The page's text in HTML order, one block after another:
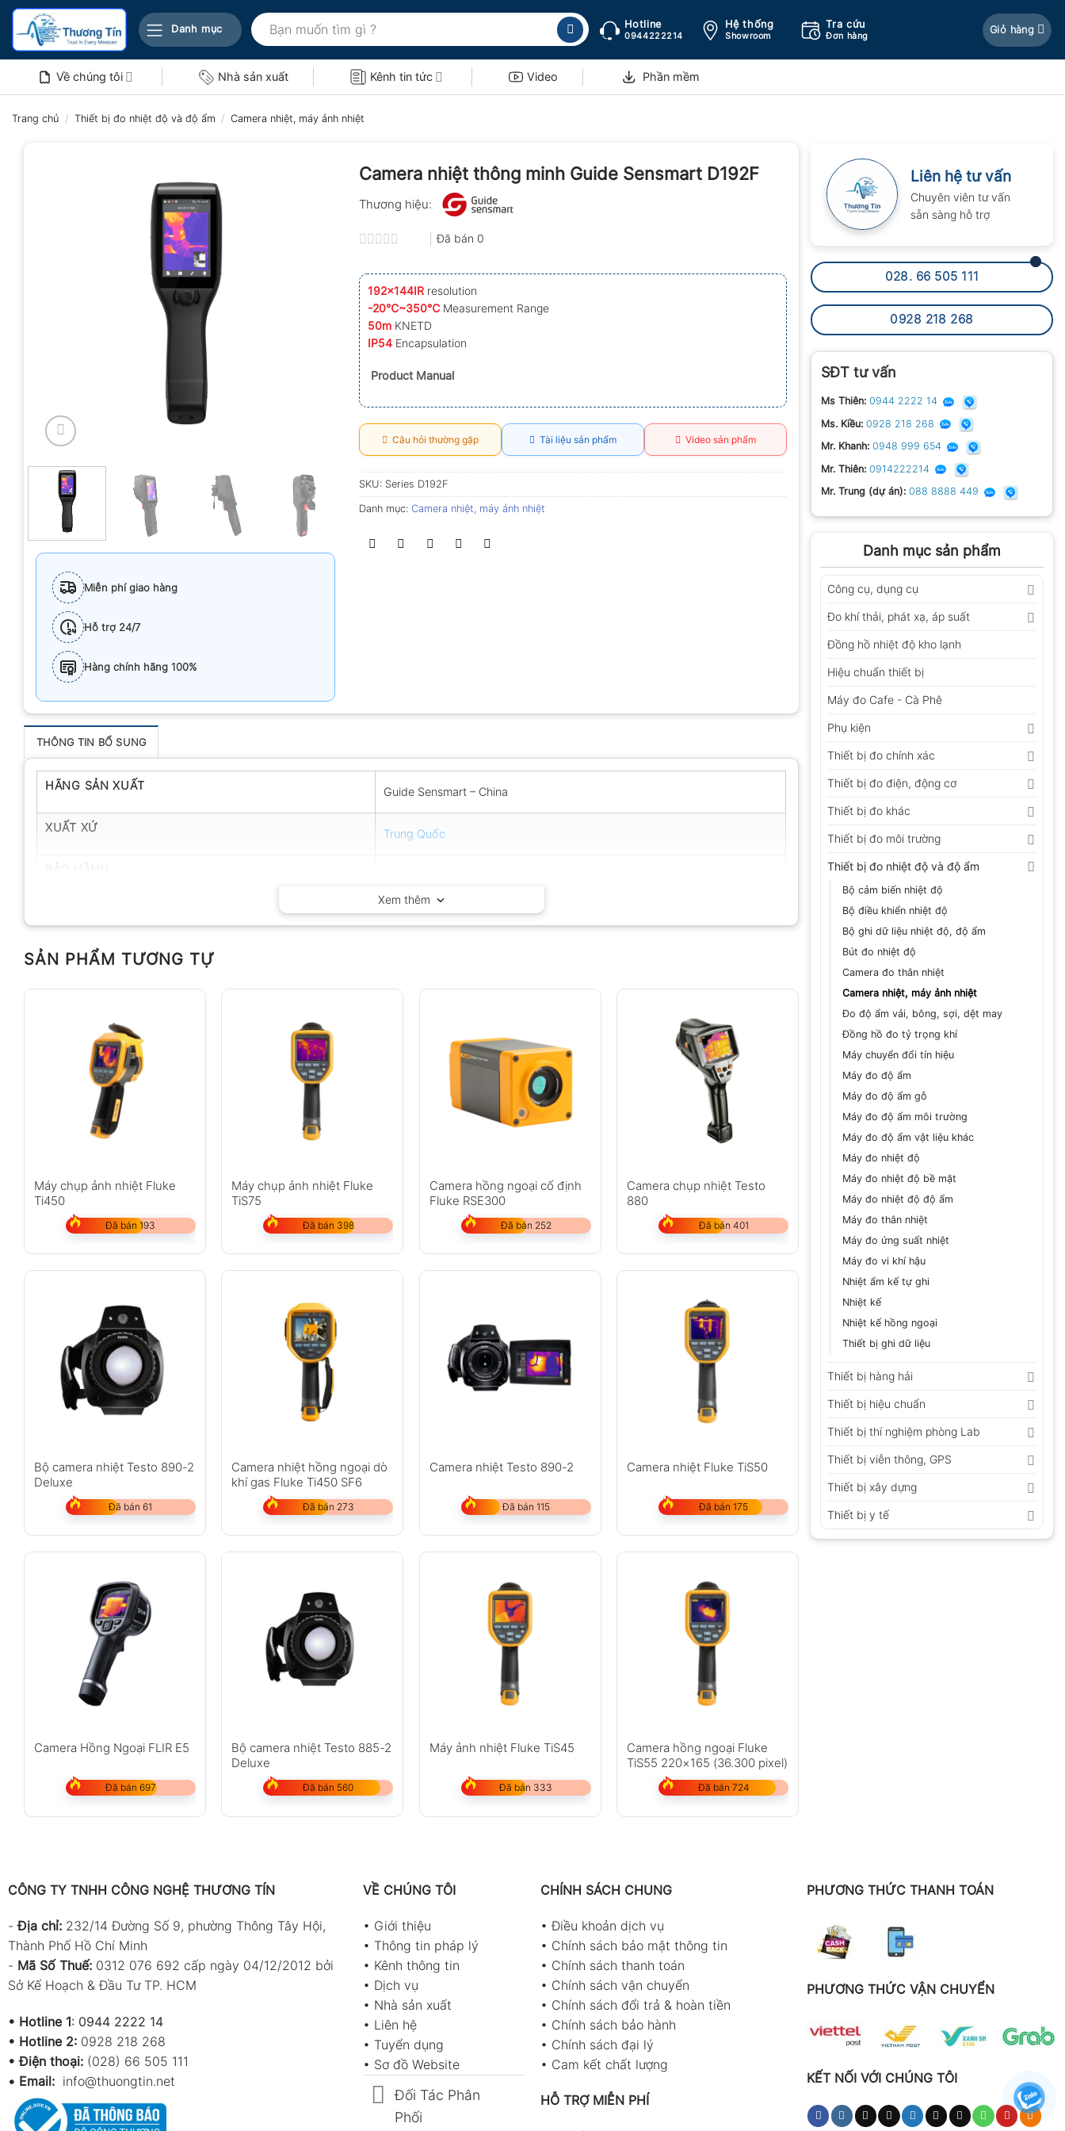
Bỏ
nội
Danh mục
Tìm
kiếm:
Hotline
0944222214
Hệ thống
Showroom
Tra cứu
Đơn hàng
Giỏ hàng
Về chúng tôi Nhà sản xuất Kênh tin tức Video Phần mềm
Trang chủ / Thiết bị đo nhiệt độ và độ ẩm / Camera nhiệt, máy ảnh nhiệt
Liên hệ tư vấn
Chuyên viên tư vấn
sẵn sàng hỗ trợ
028. 66 505 111
0928 218 268
SĐT tư vấn
Ms Thiên: 0944 2222 14
Ms. Kiều: 0928 218 268
Mr. Khanh: 0948 999 654
Mr. Thiên: 0914222214
Mr. Trung (dự án): 088 8888 449
Danh mục sản phẩm
Công cụ, dụng cụ
Đo khí thải, phát xạ, áp suất
Đồng hồ nhiệt độ kho lạnh
Hiệu chuẩn thiết bị
Máy đo Cafe - Cà Phê
Phụ kiện
Thiết bị đo chính xác
Thiết bị đo điện, động cơ
Thiết bị đo khác
Thiết bị đo môi trường
Thiết bị đo nhiệt độ và độ ẩm
Bộ cảm biến nhiệt độ
Bộ điều khiển nhiệt độ
Bộ ghi dữ liệu nhiệt độ, độ ẩm
Bút đo nhiệt độ
Camera đo thân nhiệt
Camera nhiệt, máy ảnh nhiệt
Đo độ ẩm vải, bông, sợi, dệt may
Đồng hồ đo tỷ trọng khí
Máy chuyển đổi tín hiệu
Máy đo độ ẩm
Máy đo độ ẩm gỗ
Máy đo độ ẩm môi trường
Máy đo độ ẩm vật liệu khác
Máy đo nhiệt độ
Máy đo nhiệt độ bề mặt
Máy đo nhiệt độ độ ẩm
Máy đo thân nhiệt
Máy đo ứng suất nhiệt
Máy đo vi khí hậu
Nhiệt ẩm kế tự ghi
Nhiệt kế
Nhiệt kế hồng ngoại
Thiết bị ghi dữ liệu
Thiết bị hàng hải
Thiết bị hiệu chuẩn
Thiết bị thí nghiệm phòng Lab
Thiết bị viễn thông, GPS
Thiết bị xây dựng
Thiết bị y tế
Miễn phí giao hàng
Hỗ trợ 24/7
Hàng chính hãng 100%
Camera nhiệt thông minh Guide Sensmart D192F
Thương hiệu:
xếp
hạng
0.0
5
sao
Đã bán 0
192x144IRresolution
-20℃~350℃Measurement Range
50mKNETD
IP54Encapsulation
Product Manual
Câu hỏi thường gặp Tài liệu sản phẩm Video sản phẩm
SKU: Series D192F
Danh mục: Camera nhiệt, máy ảnh nhiệt
THÔNG TIN BỔ SUNG
HÃNG SẢN XUẤT Guide Sensmart – China
XUẤT XỨ Trung Quốc
Xem thêm
SẢN PHẨM TƯƠNG TỰ
Máy chụp ảnh nhiệt Fluke
Ti450
Đã bán 193
Máy chụp ảnh nhiệt Fluke
TiS75
Đã bán 398
Camera hồng ngoại cố định
Fluke RSE300
Đã bán 252
Camera chụp nhiệt Testo
880
Đã bán 401
Bộ camera nhiệt Testo 890-2
Deluxe
Đã bán 61
Camera nhiệt hồng ngoại dò
khí gas Fluke Ti450 SF6
Đã bán 273
Camera nhiệt Testo 890-2
Đã bán 115
Camera nhiệt Fluke TiS50
Đã bán 175
Camera Hồng Ngoại FLIR E5
Đã bán 697
Bộ camera nhiệt Testo 885-2
Deluxe
Đã bán 560
Máy ảnh nhiệt Fluke TiS45
Đã bán 333
Camera hồng ngoại Fluke
TiS55 220×165 (36.300 pixel)
Đã bán 724
CÔNG TY TNHH CÔNG NGHỆ THƯƠNG TÍN
-Địa chỉ: 232/14 Đường Số 9, phường Thông Tây Hội,
Thành Phố Hồ Chí Minh
- Mã Số Thuế: 0312 076 692 cấp ngày 04/12/2012 bởi
Sở Kế Hoạch & Đầu Tư TP. HCM
• Hotline 1: 0944 2222 14
• Hotline 2: 0928 218 268
• Điện thoại: (028) 66 505 111
• Email: info@thuongtin.net
VỀ CHÚNG TÔI
• Giới thiệu
• Thông tin pháp lý
• Kênh thông tin
• Dịch vụ
• Nhà sản xuất
• Liên hệ
• Tuyển dụng
• Sơ đồ Website
Đối Tác Phân
Phối
CHÍNH SÁCH CHUNG
•Điều khoản dịch vụ
• Chính sách bảo mật thông tin
• Chính sách thanh toán
• Chính sách vận chuyển
• Chính sách đổi trả & hoàn tiền
• Chính sách bảo hành
• Chính sách đại lý
• Cam kết chất lượng
HỖ TRỢ MIỄN PHÍ
PHƯƠNG THỨC THANH TOÁN
PHƯƠNG THỨC VẬN CHUYỂN
KẾT NỐI VỚI CHÚNG TÔI